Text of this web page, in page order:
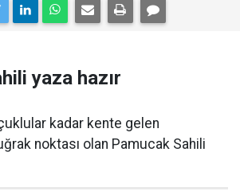
yaza hazır
kadar kente gelen
noktası olan Pamucak Sahili